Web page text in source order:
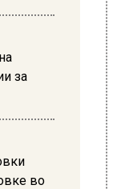
за
во